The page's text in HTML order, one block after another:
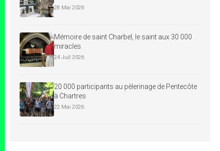
28 Mai 2026
Mémoire de saint Charbel, le saint aux 30 000
miracles
24 Juil 2026
20 000 participants au pèlerinage de Pentecôte
à Chartres
22 Mai 2026